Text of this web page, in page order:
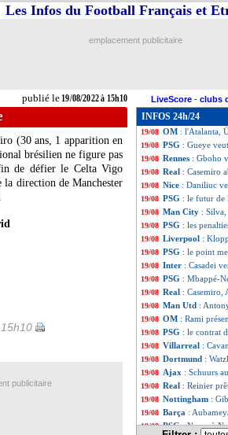
publié le19/08/2022 à 15h10
Les Infos du Football Français et
emplacement publicitaire
LiveScore - clubs
(30 ans, 1 apparition en
brésilien ne figure pas
de défier le Celta Vigo
direction de Manchester
INFOS 24h/24
19/08 Nice: la
19/08 PSG
19/08 Man Utd : Ten
19/08 Nantes: Aurier a
19/08 OM : l'Atalanta,
19/08 PSG : Gueye
19/08 Rennes : Gboho
19/08 Real : Casemiro
19/08 Nice : Daniliuc
19/08 PSG : le futur de
19/08 Man City :
19/08 PSG : les
19/08 Liverpool :
19/08 PSG : le point
19/08 Inter : Casadei
19/08 PSG : Mbappé-
19/08 Real : Casemiro,
19/08 Man Utd :
19/08 OM : Rami
19/08 PSG : le contrat
19/08 Villarreal :
19/08 Dortmund :
19/08 Ajax : Schuurs
19/08 Real : Reinier
19/08 Nottingham :
19/08 Barça :
19/08 PSG: Navas à
publicitaire